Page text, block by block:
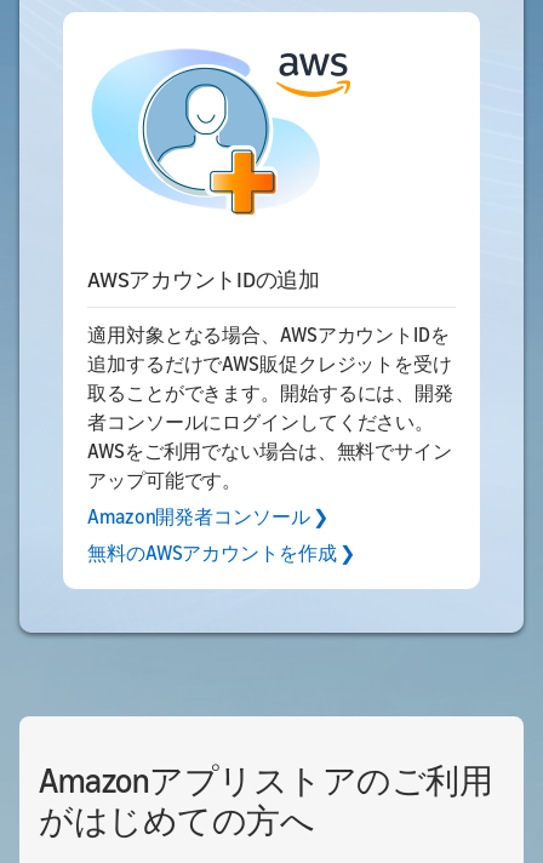
AWSアカウントIDの追加
適用対象となる場合、AWSアカウントIDを
追加するだけでAWS販促クレジットを受け
取ることができます。開始するには、開発
者コンソールにログインしてください。
AWSをご利用でない場合は、無料でサイン
アップ可能です。
Amazon開発者コンソール ❯
無料のAWSアカウントを作成 ❯
Amazonアプリストアのご利用
がはじめての方へ